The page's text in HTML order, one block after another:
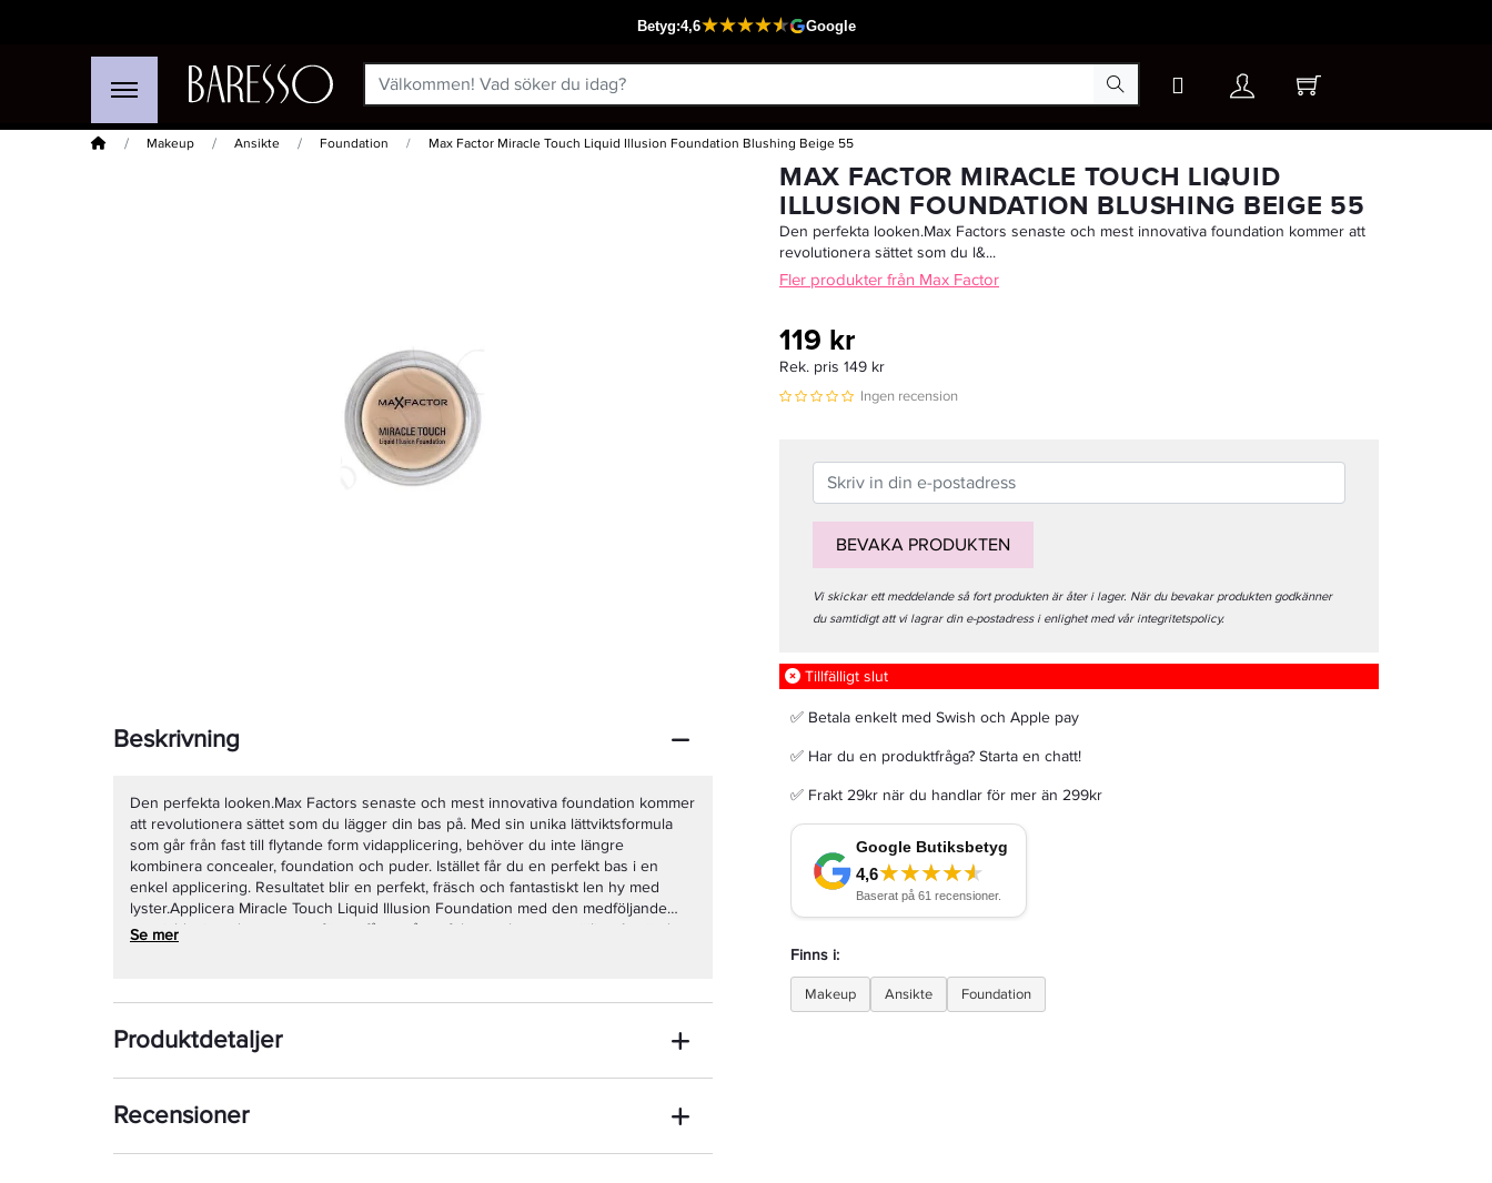
Hem Makeup Ansikte Foundation Max Factor Miracle Touch Liquid Illusion Foundation Blushing Beige 55
Passar din varukorg
Joico Blonde Life Violet Conditioner 250ml - Balsam
199 kr
Beskrivning
Den perfekta looken.Max Factors senaste och mest innovativa foundation kommer
att revolutionera sättet som du lägger din bas på. Med sin unika lättviktsformula
som går från fast till flytande form vidapplicering, behöver du inte längre
kombinera concealer, foundation och puder. Istället får du en perfekt bas i en
enkel applicering. Resultatet blir en perfekt, fräsch och fantastiskt len hy med
lyster.Applicera Miracle Touch Liquid Illusion Foundation med den medföljande
specialdesignade svampen för att få ett så perfekt resultat som möjligt. Använd
lager. Först appliceras foundation och sparsamt med concealer på de områden
som behöver det. Sedan fixeras det hela med ett tunt lager av löspuder. Som du
förstår så tar det tid att applicera foundation, concealer och puder för att få en
perfekt hy. Miracle Touch är den produkten: en innovativ och viktlös foundation
Se mer
Produktdetaljer
Recensioner
MAX FACTOR MIRACLE TOUCH LIQUID
ILLUSION FOUNDATION BLUSHING BEIGE 55
Den perfekta looken.Max Factors senaste och mest innovativa foundation kommer att
revolutionera sättet som du l&...
Fler produkter från Max Factor
119 kr
Rek. pris 149 kr
Ingen recension
BEVAKA PRODUKTEN
Vi skickar ett meddelande så fort produkten är åter i lager. När du bevakar produkten godkänner
du samtidigt att vi lagrar din e-postadress i enlighet med vår integritetspolicy.
Tillfälligt slut
✅ Betala enkelt med Swish och Apple pay
✅ Har du en produktfråga? Starta en chatt!
✅ Frakt 29kr när du handlar för mer än 299kr
Finns i:
Makeup Ansikte Foundation